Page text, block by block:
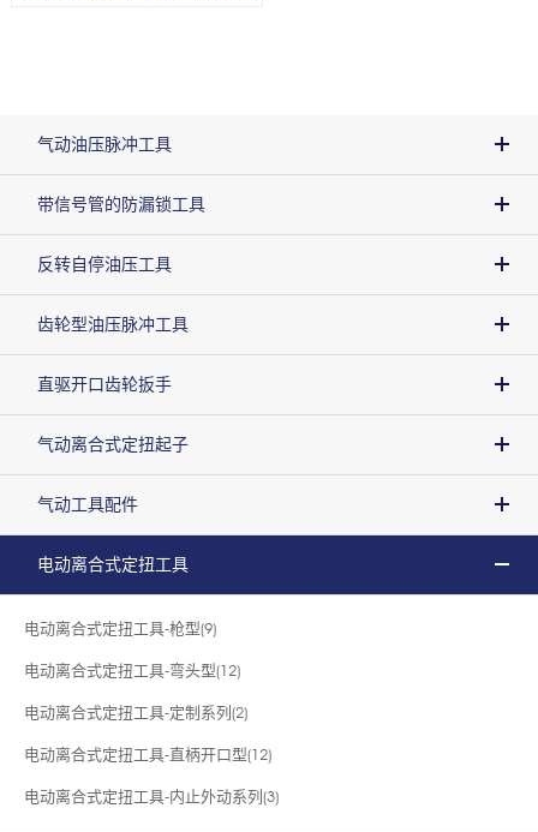
气动油压脉冲工具
带信号管的防漏锁工具
反转自停油压工具
齿轮型油压脉冲工具
直驱开口齿轮扳手
气动离合式定扭起子
气动工具配件
电动离合式定扭工具
电动离合式定扭工具-枪型(9)
电动离合式定扭工具-弯头型(12)
电动离合式定扭工具-定制系列(2)
电动离合式定扭工具-直柄开口型(12)
电动离合式定扭工具-内止外动系列(3)